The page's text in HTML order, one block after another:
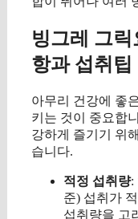
빙그레 그
항과 섭취팁
아무리 건강에 좋
키는 것이 중요합
강하게 즐기기 위
습니다.
적정 섭취량:
준) 섭취가
섭취량을 고